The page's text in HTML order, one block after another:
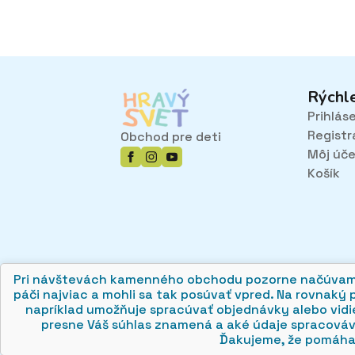
Pri návštevách kamenného obchodu pozorne
páči najviac a mohli sa tak posúvať vpred. Na
napríklad umožňuje spracúvať objednávky alebo
presne Váš súhlas znamená a aké údaje
Ďakujeme, že
🍪
Obchod pre deti
Môj
Košík
© 2026 hravysvet.sk